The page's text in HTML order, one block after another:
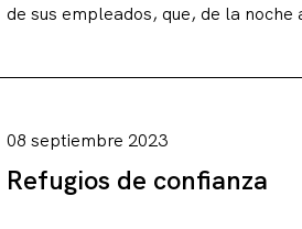
blog
de sus empleados, que, de la
08 septiembre 2023
Refugios de confianza